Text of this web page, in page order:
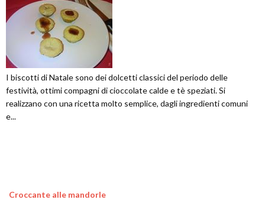
I biscotti di Natale sono dei dolcetti classici del periodo delle
festività, ottimi compagni di cioccolate calde e tè speziati. Si
realizzano con una ricetta molto semplice, dagli ingredienti comuni
e...
Croccante alle mandorle